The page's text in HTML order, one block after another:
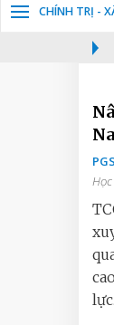
CHÍNH TRỊ -